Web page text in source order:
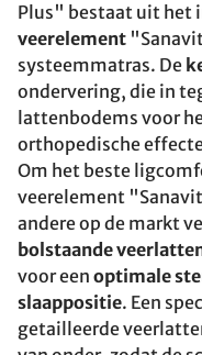
Plus" bestaat uit het
veerelement
systeemmatras. De
ondervering, die in
lattenbodems voor
orthopedische
Om het beste
veerelement
andere op de markt
bolstaande
voor een optimale
slaappositie. Een
getailleerde